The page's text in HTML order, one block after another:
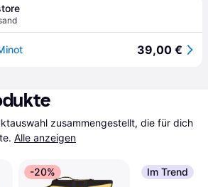
39,00 €
zusammengestellt, die für dich
Alle anzeigen
-20% Im Trend